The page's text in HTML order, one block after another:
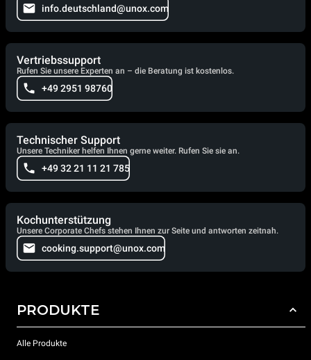
info.deutschland@unox.com
Vertriebssupport
Rufen Sie unsere Experten an – die Beratung ist kostenlos.
+49 2951 98760
Technischer Support
Unsere Techniker helfen Ihnen gerne weiter. Rufen Sie sie an.
+49 32 21 11 21 785
Kochunterstützung
Unsere Corporate Chefs stehen Ihnen zur Seite und antworten zeitnah.
cooking.support@unox.com
PRODUKTE
Alle Produkte